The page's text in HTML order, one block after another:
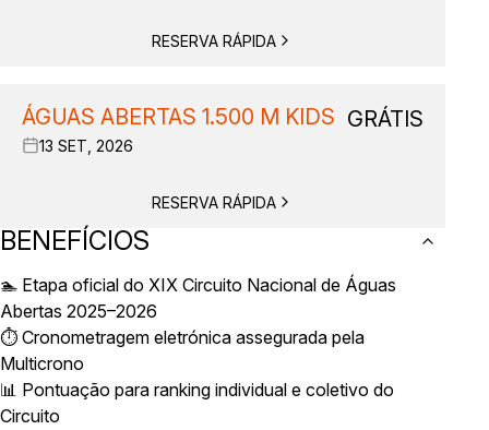
RESERVA RÁPIDA
ÁGUAS ABERTAS 1.500 M KIDS
13 SET, 2026
GRÁTIS
RESERVA RÁPIDA
BENEFÍCIOS
🏊 Etapa oficial do XIX Circuito Nacional de Águas
Abertas 2025–2026
⏱️ Cronometragem eletrónica assegurada pela
Multicrono
📊 Pontuação para ranking individual e coletivo do
Circuito